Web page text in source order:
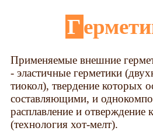
Применяемые внешние
- эластичные герметики
тиокол), твердение которых
составляющими, и
расплавление и
(технология хот-мелт).